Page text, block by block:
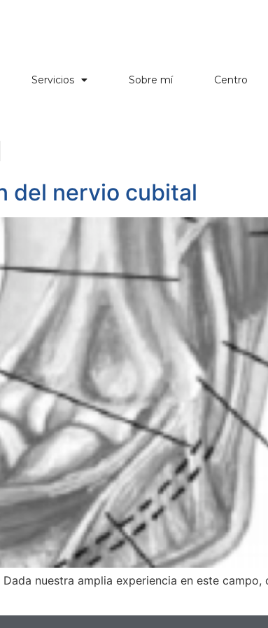
Servicios Sobre mí Centro
del nervio cubital
nuestra amplia experiencia en este